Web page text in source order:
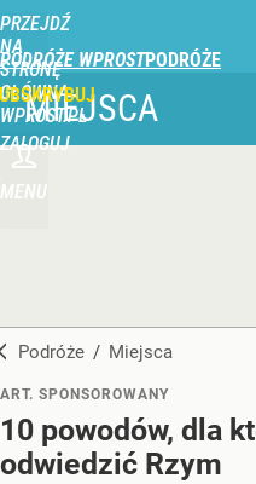
PRZEJDŹ
NA
STRONĘ
GŁÓWNĄ
WPROST.PL
PODRÓŻE WPROST
ZALOGUJ
MENU
MIEJSCA
Podróże / Miejsca
ART. SPONSOROWANY
10 powodów, dla
odwiedzić Rzym